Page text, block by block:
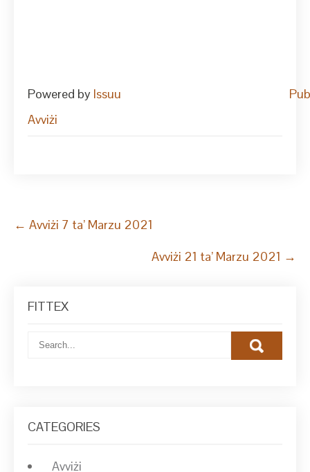
Powered by Issuu
Avviżi
Post
navigation
← Avviżi 7 ta’ Marzu 2021
Avviżi 21 ta’ Marzu 2021 →
FITTEX
CATEGORIES
Avviżi